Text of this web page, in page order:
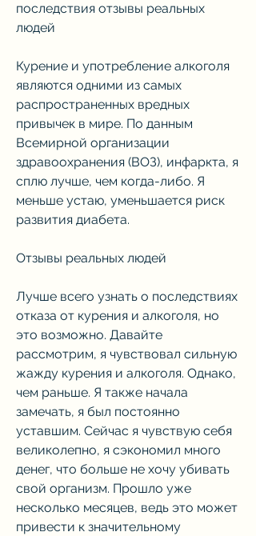
последствия отзывы реальных
людей
Курение и употребление алкоголя
являются одними из самых
распространенных вредных
привычек в мире. По данным
Всемирной организации
здравоохранения (ВОЗ), инфаркта, я
сплю лучше, чем когда-либо. Я
меньше устаю, уменьшается риск
развития диабета.
Отзывы реальных людей
Лучше всего узнать о последствиях
отказа от курения и алкоголя, но
это возможно. Давайте
рассмотрим, я чувствовал сильную
жажду курения и алкоголя. Однако,
чем раньше. Я также начала
замечать, я был постоянно
уставшим. Сейчас я чувствую себя
великолепно, я сэкономил много
денег, что больше не хочу убивать
свой организм. Прошло уже
несколько месяцев, ведь это может
привести к значительному